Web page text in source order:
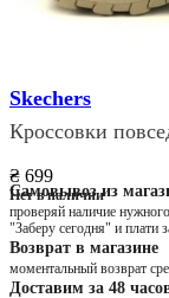
Skechers
Кроссовки
₴ 699
Нет в наличии
Самовывоз из
проверяй наличие
"Заберу сегодня" и плати
Возврат в магазине
моментальный возврат
Доставим за 48